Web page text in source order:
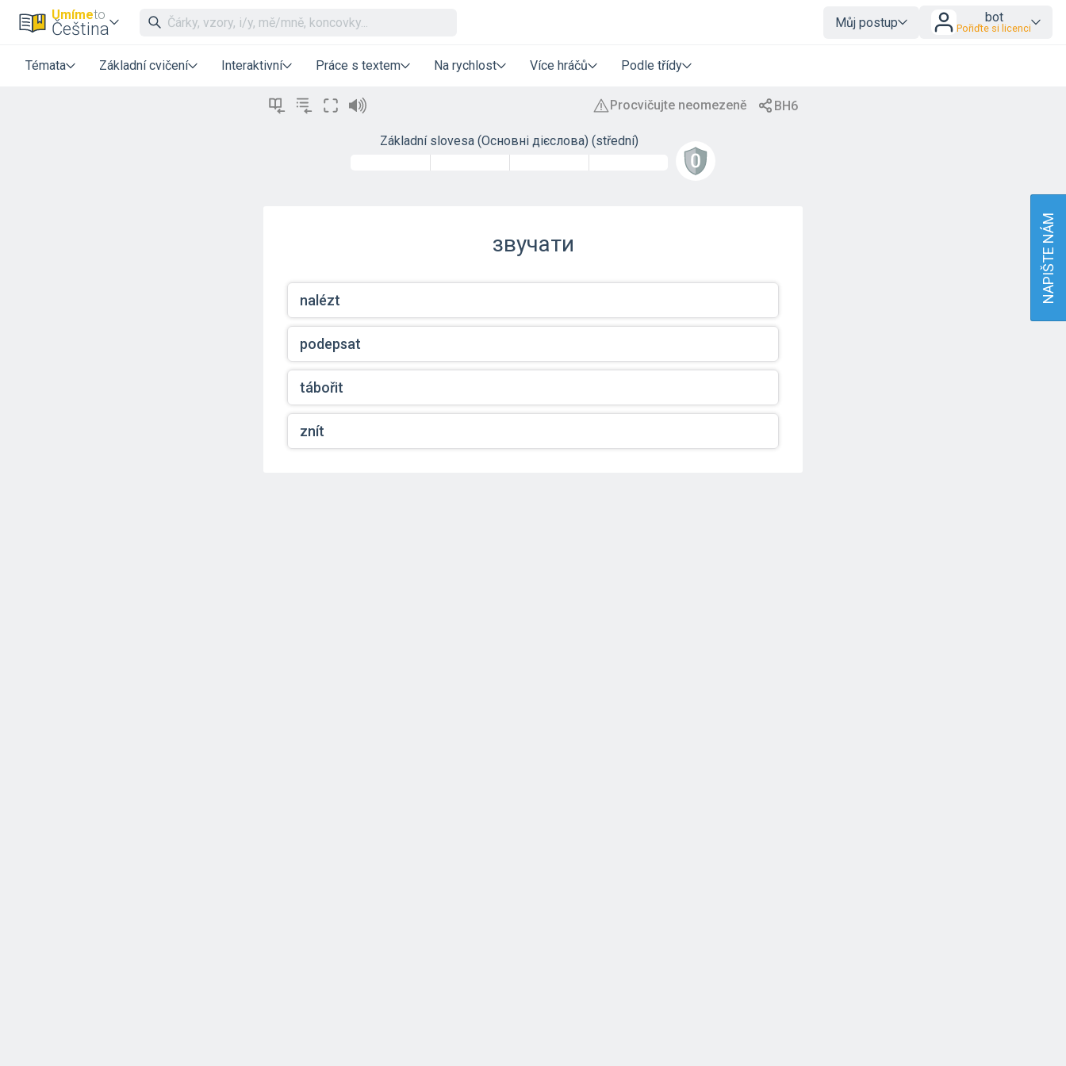
Umímeto
Čeština Můj postup bot
Pořiďte si licenci
Témata Základní cvičení Interaktivní Práce s textem Na rychlost Více hráčů Podle třídy
Základní slovesa (Основні дієслова) (střední)
звучати
nalézt
podepsat
tábořit
znít
NAPIŠTE NÁM